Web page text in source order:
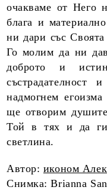
очакваме от Него
блага и
ни дари със
Го молим да ни
доброто и
надмогнем
ще отворим
Той в тях и да
светлина.
Автор: иконом
Снимка: Brianna